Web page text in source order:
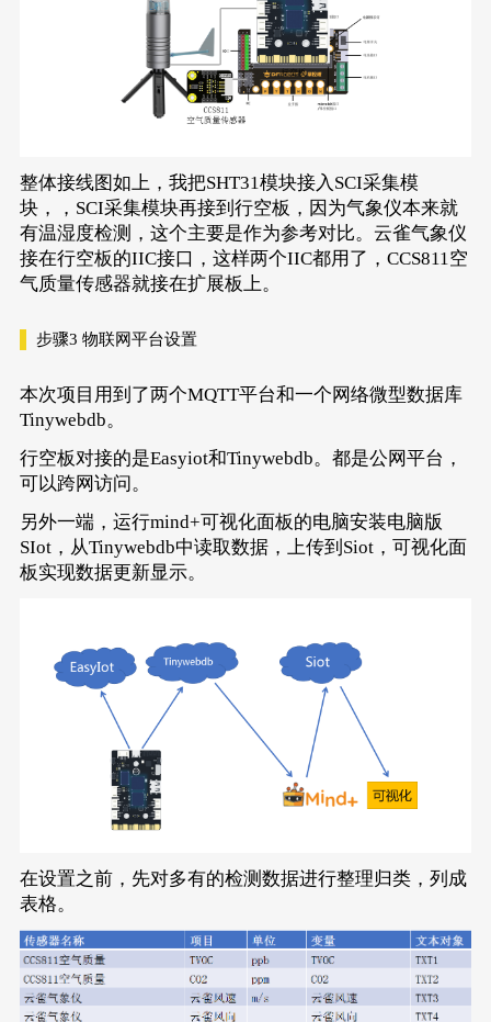
整体接线图如上，我把SHT31模块接入SCI采集模
块，，SCI采集模块再接到行空板，因为气象仪本来就
有温湿度检测，这个主要是作为参考对比。云雀气象仪
接在行空板的IIC接口，这样两个IIC都用了，CCS811空
气质量传感器就接在扩展板上。
步骤3 物联网平台设置
本次项目用到了两个MQTT平台和一个网络微型数据库
Tinywebdb。
行空板对接的是Easyiot和Tinywebdb。都是公网平台，
可以跨网访问。
另外一端，运行mind+可视化面板的电脑安装电脑版
SIot，从Tinywebdb中读取数据，上传到Siot，可视化面
板实现数据更新显示。
在设置之前，先对多有的检测数据进行整理归类，列成
表格。